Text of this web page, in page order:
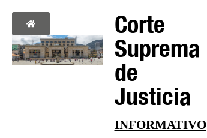
Corte
Suprema
de
Justicia
INFORMATIVO